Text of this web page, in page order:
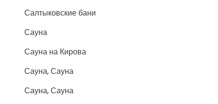
Салтыковские бани
Сауна
Сауна на Кирова
Сауна, Сауна
Сауна, Сауна